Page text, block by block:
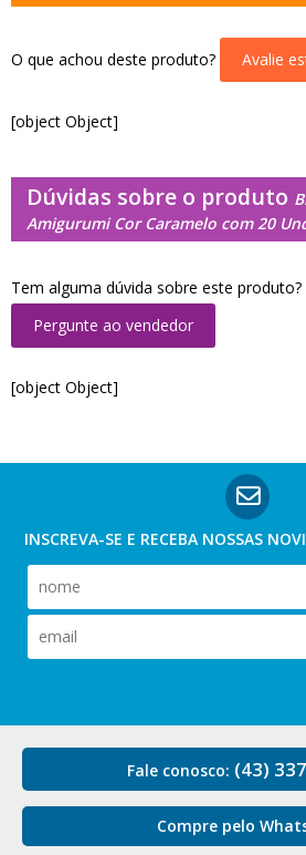
O que achou deste produto? Avalie
[object Object]
Dúvidas sobre o produto
Amigurumi Cor Caramelo com 20
Tem alguma dúvida sobre este produto?
Pergunte ao vendedor
[object Object]
INSCREVA-SE E RECEBA NOSSAS
Fale conosco: (43)
Compre pelo